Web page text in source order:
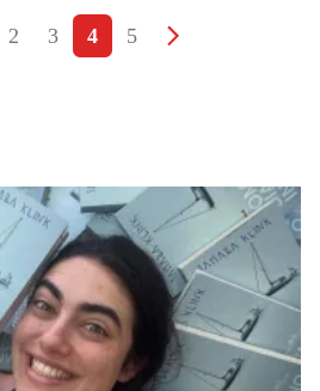
2 3 4 5